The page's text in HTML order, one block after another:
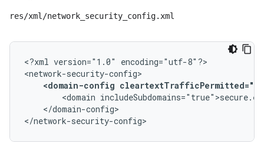
res/xml/network_security_config.xml
<?xml version="1.0"
encoding="utf-8"?>
<domain-config
<domain
</domain-config>
</network-security-config>